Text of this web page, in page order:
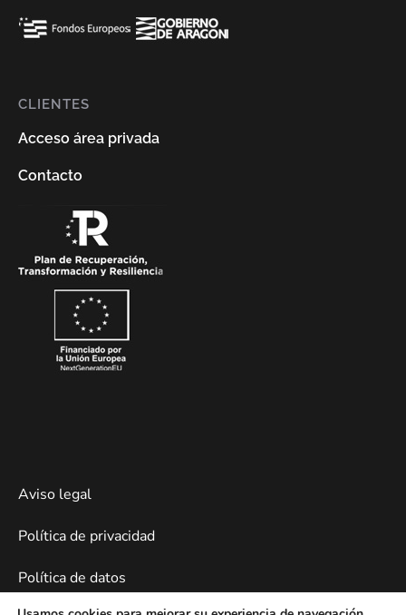
CLIENTES
Acceso área privada
Contacto
Aviso legal
Política de privacidad
Política de datos